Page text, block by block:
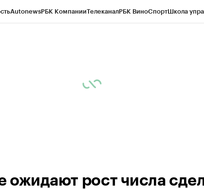
AutonewsРБК КомпанииТелеканалРБК ВиноСпортШкола
ожидают рост числа